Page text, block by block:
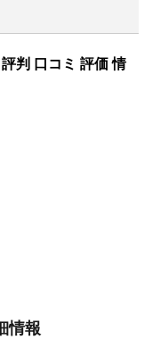
判 口コミ 評価 情
情報